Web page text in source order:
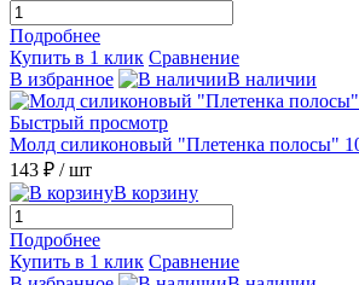
Подробнее
Купить в 1 клик Сравнение
В избранное
В наличии
Быстрый просмотр
Молд силиконовый "Плетенка полосы"
143 ₽ / шт
В корзину
Подробнее
Купить в 1 клик Сравнение